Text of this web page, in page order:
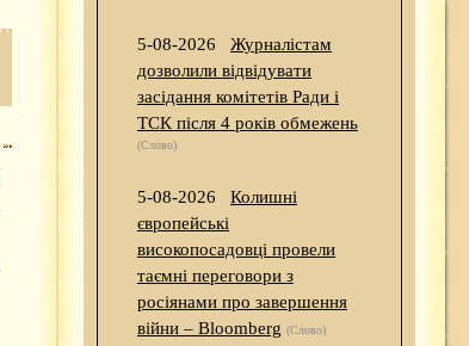
5-08-2026
Журналістам
дозволили відвідувати
засідання комітетів Ради і
ТСК після 4 років обмежень
(Слово)
5-08-2026
Колишні
європейські
високопосадовці провели
таємні переговори з
росіянами про завершення
війни – Bloomberg (Слово)